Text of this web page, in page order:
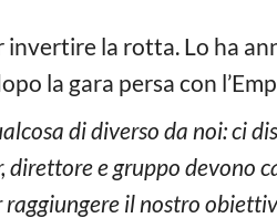
la rotta. Lo ha
la gara persa con
di diverso da noi: ci
direttore e gruppo devono
raggiungere il nostro